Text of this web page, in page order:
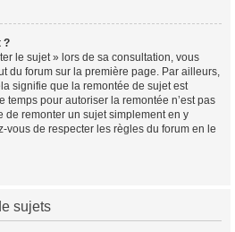
?
le sujet » lors de sa consultation, vous
du forum sur la première page. Par ailleurs,
signifie que la remontée de sujet est
temps pour autoriser la remontée n’est pas
de remonter un sujet simplement en y
vous de respecter les règles du forum en le
sujets